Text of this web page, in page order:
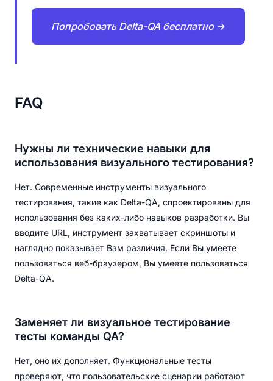
Попробовать Delta-QA бесплатно →
FAQ
Нужны ли технические навыки для
использования визуального тестирования?
Нет. Современные инструменты визуального
тестирования, такие как Delta-QA, спроектированы для
использования без каких-либо навыков разработки. Вы
вводите URL, инструмент захватывает скриншоты и
наглядно показывает Вам различия. Если Вы умеете
пользоваться веб-браузером, Вы умеете пользоваться
Delta-QA.
Заменяет ли визуальное тестирование
тесты команды QA?
Нет, оно их дополняет. Функциональные тесты
проверяют, что пользовательские сценарии работают